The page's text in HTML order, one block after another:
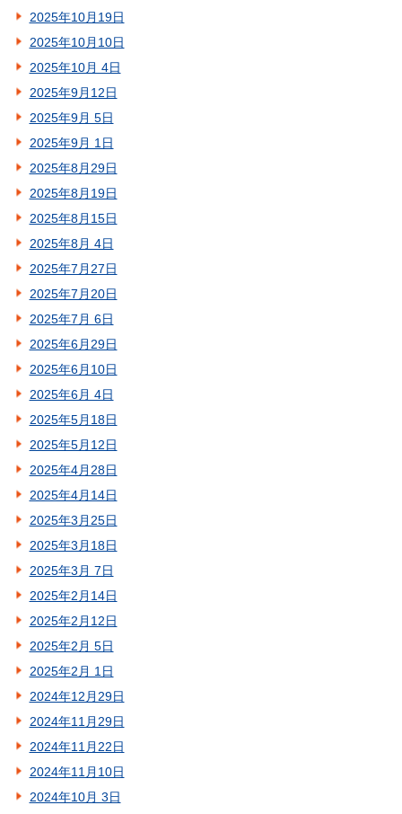
2025年10月19日
2025年10月10日
2025年10月 4日
2025年9月12日
2025年9月 5日
2025年9月 1日
2025年8月29日
2025年8月19日
2025年8月15日
2025年8月 4日
2025年7月27日
2025年7月20日
2025年7月 6日
2025年6月29日
2025年6月10日
2025年6月 4日
2025年5月18日
2025年5月12日
2025年4月28日
2025年4月14日
2025年3月25日
2025年3月18日
2025年3月 7日
2025年2月14日
2025年2月12日
2025年2月 5日
2025年2月 1日
2024年12月29日
2024年11月29日
2024年11月22日
2024年11月10日
2024年10月 3日